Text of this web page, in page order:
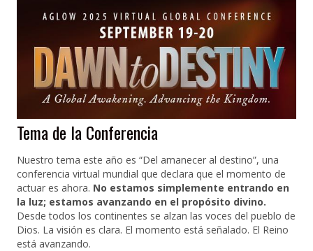
Tema de la Conferencia
Nuestro tema este año es “Del amanecer al destino”, una
conferencia virtual mundial que declara que el momento de
actuar es ahora. No estamos simplemente entrando en
la luz; estamos avanzando en el propósito divino.
Desde todos los continentes se alzan las voces del pueblo de
Dios. La visión es clara. El momento está señalado. El Reino
está avanzando.